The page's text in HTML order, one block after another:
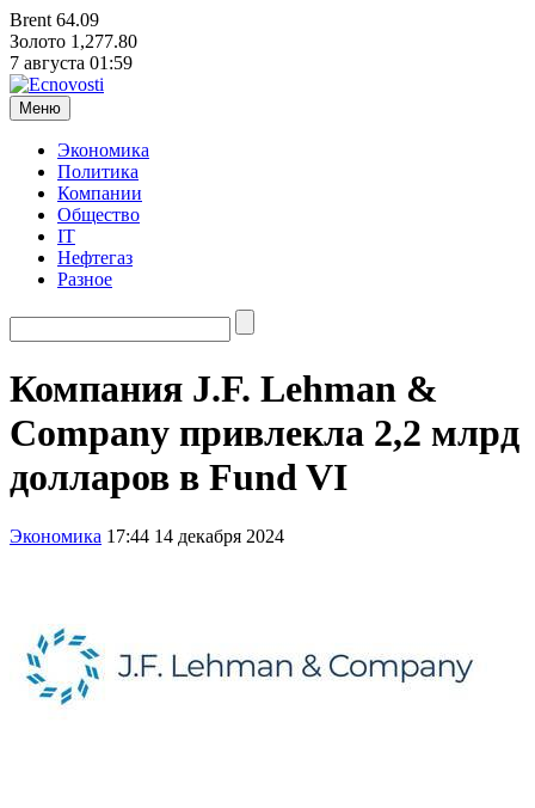
Brent 64.09
Золото 1,277.80
7 августа 01:59
Меню
Экономика
Политика
Компании
Общество
IT
Нефтегаз
Разное
Компания J.F. Lehman &
Company привлекла 2,2 млрд
долларов в Fund VI
Экономика 17:44 14 декабря 2024